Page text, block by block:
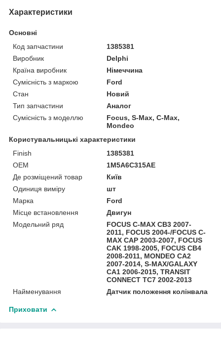
Характеристики
Основні
Код запчастини
1385381
Виробник
Delphi
Країна виробник
Німеччина
Сумісність з маркою
Ford
Стан
Новий
Тип запчастини
Аналог
Сумісність з моделлю
Focus, S-Max, C-Max,
Mondeo
Користувальницькі характеристики
Finish
1385381
OEM
1M5A6C315AE
Де розміщений товар
Київ
Одиниця виміру
шт
Марка
Ford
Місце встановлення
Двигун
Модельний ряд
FOCUS C-MAX CB3 2007-
2011, FOCUS 2004-/FOCUS C-
MAX CAP 2003-2007, FOCUS
CAK 1998-2005, FOCUS CB4
2008-2011, MONDEO CA2
2007-2014, S-MAX/GALAXY
CA1 2006-2015, TRANSIT
CONNECT TC7 2002-2013
Найменування
Датчик положення колінвала
Приховати